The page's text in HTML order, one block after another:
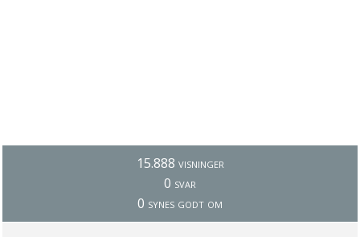
15.888 visninger
0 svar
0 synes godt om